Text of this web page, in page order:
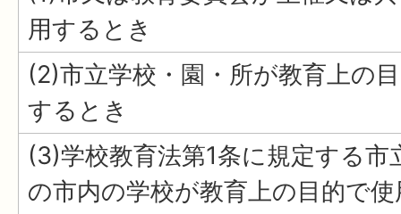
用するとき
(2)市立学校・園・所が教育上の
するとき
(3)学校教育法第1条に規定する市
の市内の学校が教育上の目的で